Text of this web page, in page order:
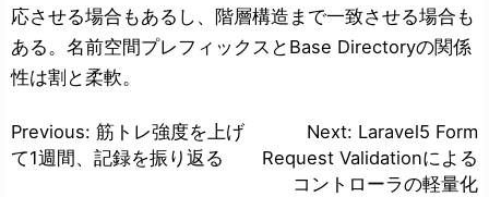
応させる場合もあるし、階層構造まで一致させる場合も
ある。名前空間プレフィックスとBase Directoryの関係
性は割と柔軟。
投
稿
Previous: 筋トレ強度を上げ
て1週間、記録を振り返る
Next: Laravel5 Form
Request Validationによる
コントローラの軽量化